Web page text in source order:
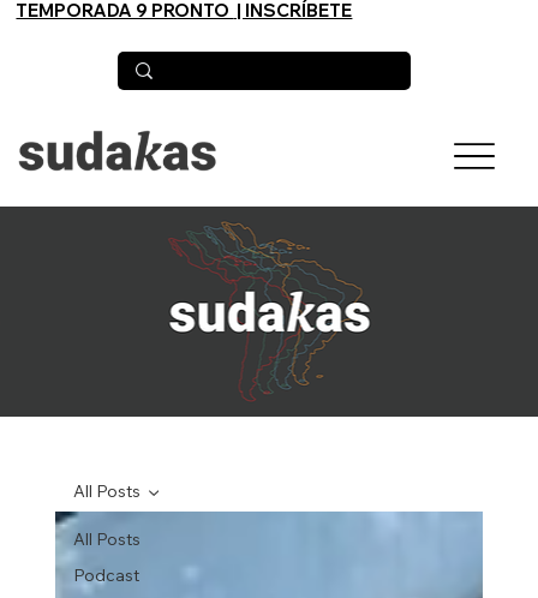
TEMPORADA 9 PRONTO | INSCRÍBETE
All Posts
Podcast
All Posts